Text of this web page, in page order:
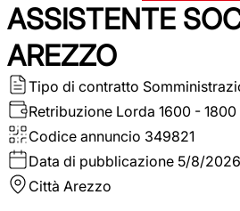
ASSISTENTE
AREZZO
Tipo di contratto
Retribuzione Lorda 1600 -
Codice annuncio 349821
Data di pubblicazione 5/8/2026
Città Arezzo